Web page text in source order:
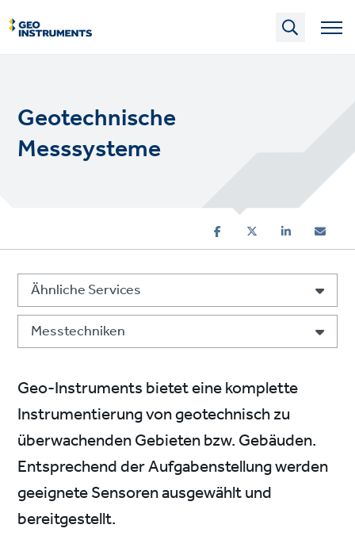
to
main
Geotechnische
Messsysteme
Ähnliche Services
Messtechniken
Geo-Instruments bietet eine komplette
Instrumentierung von geotechnisch zu
überwachenden Gebieten bzw. Gebäuden.
Entsprechend der Aufgabenstellung werden
geeignete Sensoren ausgewählt und
bereitgestellt.